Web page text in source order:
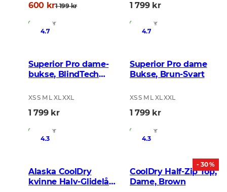
600 kr1 199 kr
På lager
1 799 kr
På lager
4.7
Superior Pro dame-
bukse, BlindTech
XS S M L XL XXL
1 799 kr
På lager
4.7
Superior Pro dame
Bukse, Brun-Svart
XS S M L XL XXL
1 799 kr
På lager
4.3
Alaska CoolDry
kvinne Halv-Glidelås
- 30 %
4.3
CoolDry Half-Zip Top,
Dame, Brown